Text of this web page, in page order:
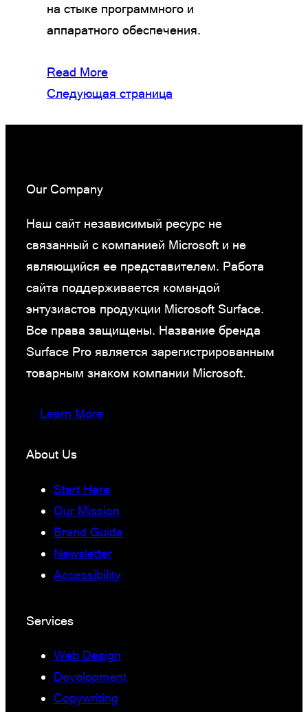
на стыке программного и
аппаратного обеспечения.
Read More
Следующая страница
Our Company
Наш сайт независимый ресурс не
связанный с компанией Microsoft и не
являющийся ее представителем. Работа
сайта поддерживается командой
энтузиастов продукции Microsoft Surface.
Все права защищены. Название бренда
Surface Pro является зарегистрированным
товарным знаком компании Microsoft.
Learn More
About Us
Start Here
Our Mission
Brand Guide
Newsletter
Accessibility
Services
Web Design
Development
Copywriting